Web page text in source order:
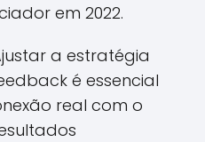
em 2022.
a estratégia
é essencial
real com o